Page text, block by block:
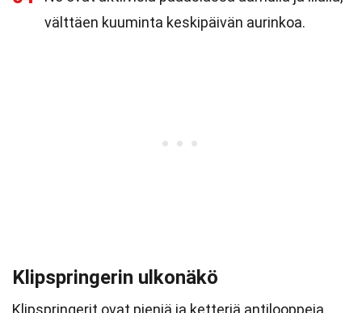
välttäen kuuminta keskipäivän aurinkoa.
Klipspringerin ulkonäkö
Klipspringerit ovat pieniä ja ketteriä antilooppeja,